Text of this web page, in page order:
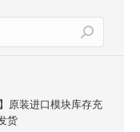
】原装进口模块库存充
货